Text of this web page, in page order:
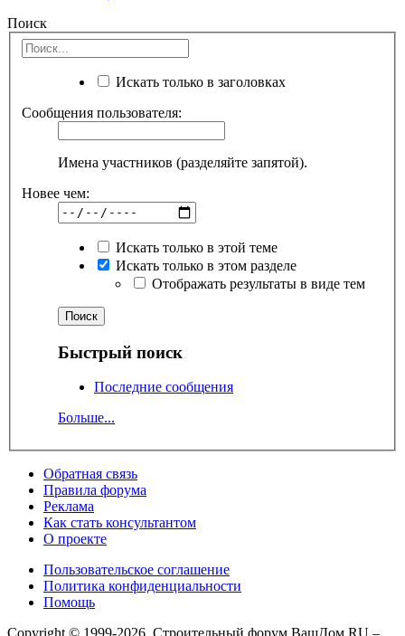
Поиск
Искать только в заголовках
Сообщения пользователя:
Имена участников (разделяйте запятой).
Новее чем:
Искать только в этой теме
Искать только в этом разделе
Отображать результаты в виде тем
Быстрый поиск
Последние сообщения
Больше...
Обратная связь
Правила форума
Реклама
Как стать консультантом
О проекте
Пользовательское соглашение
Политика конфиденциальности
Помощь